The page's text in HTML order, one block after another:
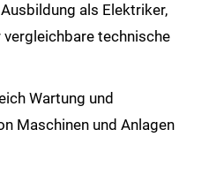
als Elektriker,
technische
Wartung und
Maschinen und Anlagen